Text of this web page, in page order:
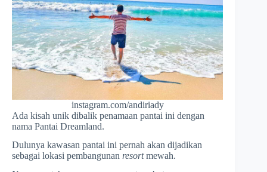
instagram.com/andiriady
Ada kisah unik dibalik penamaan pantai ini dengan
nama Pantai Dreamland.
Dulunya kawasan pantai ini pernah akan dijadikan
sebagai lokasi pembangunan resortmewah.